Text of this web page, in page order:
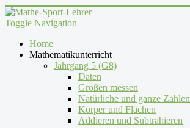
Toggle Navigation
Home
Mathematikunterricht
Jahrgang 5 (G8)
Daten
Größen messen
Natürliche und ganze Zahlen
Körper und Flächen
Addieren und Subtrahieren